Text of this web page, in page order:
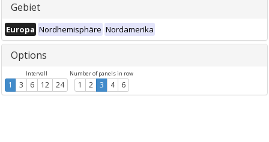
Gebiet
Europa Nordhemisphäre Nordamerika
Options
Intervall
1 3 6 12 24
Number of panels in row
1 2 3 4 6